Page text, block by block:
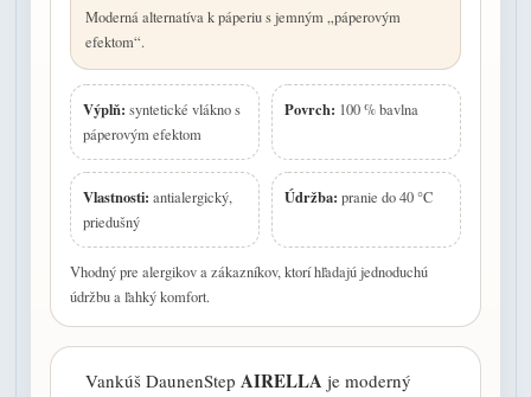
Moderná alternatíva k páperiu s jemným „páperovým
efektom“.
Výplň: syntetické vlákno s
páperovým efektom
Povrch: 100 % bavlna
Vlastnosti: antialergický,
priedušný
Údržba: pranie do 40 °C
Vhodný pre alergikov a zákazníkov, ktorí hľadajú jednoduchú
údržbu a ľahký komfort.
Vankúš DaunenStep AIRELLAje moderný